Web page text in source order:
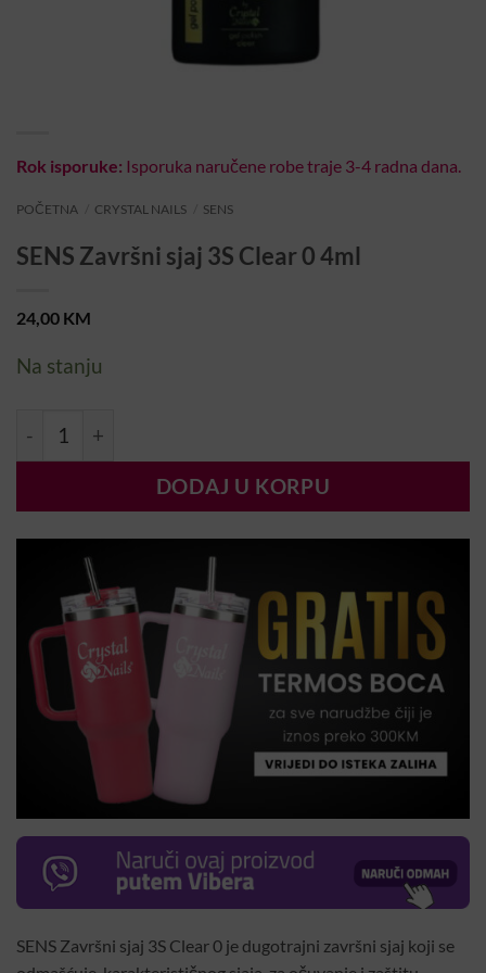
Rok isporuke: Isporuka naručene robe traje 3-4 radna dana.
POČETNA CRYSTAL NAILS SENS
SENS Završni sjaj 3S Clear 0 4ml
24,00 KM
Na stanju
SENS Završni sjaj 3S Clear 0 4ml količina
DODAJ U KORPU
SENS Završni sjaj 3S Clear 0 je dugotrajni završni sjaj koji se